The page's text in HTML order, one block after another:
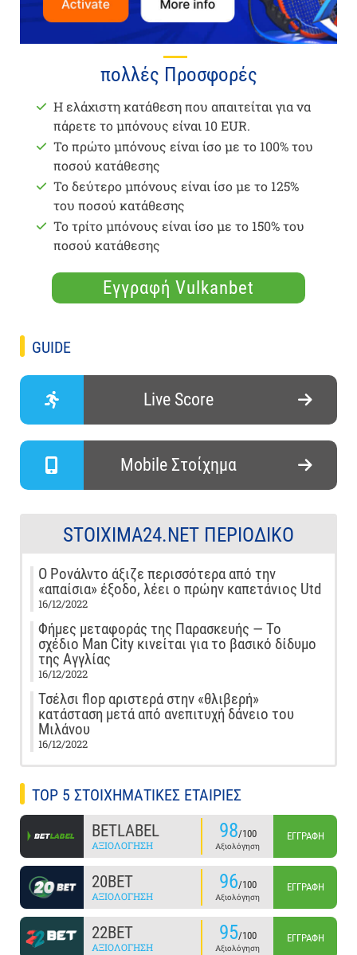
πολλές Προσφορές
Η ελάχιστη κατάθεση που απαιτείται για να
πάρετε το μπόνους είναι 10 EUR.
Το πρώτο μπόνους είναι ίσο με το 100% του
ποσού κατάθεσης
Το δεύτερο μπόνους είναι ίσο με το 125%
του ποσού κατάθεσης
Το τρίτο μπόνους είναι ίσο με το 150% του
ποσού κατάθεσης
Εγγραφή Vulkanbet
GUIDE
Live Score
Mobile Στοίχημα
STOIXIMA24.NET ΠΕΡΙΟΔΙΚΌ
Ο Ρονάλντο άξιζε περισσότερα από την
«απαίσια» έξοδο, λέει ο πρώην καπετάνιος Utd
16/12/2022
Φήμες μεταφοράς της Παρασκευής — Το
σχέδιο Man City κινείται για το βασικό δίδυμο
της Αγγλίας
16/12/2022
Τσέλσι flop αριστερά στην «θλιβερή»
κατάσταση μετά από ανεπιτυχή δάνειο του
Μιλάνου
16/12/2022
TOP 5 ΣΤΟΙΧΗΜΑΤΙΚΕΣ ΕΤΑΙΡΙΕΣ
BETLABEL
ΑΞΙΟΛΌΓΗΣΗ
98/100
Αξιολόγηση
ΕΓΓΡΑΦΉ
20BET
ΑΞΙΟΛΌΓΗΣΗ
96/100
Αξιολόγηση
ΕΓΓΡΑΦΉ
22BET
ΑΞΙΟΛΌΓΗΣΗ
95/100
Αξιολόγηση
ΕΓΓΡΑΦΉ